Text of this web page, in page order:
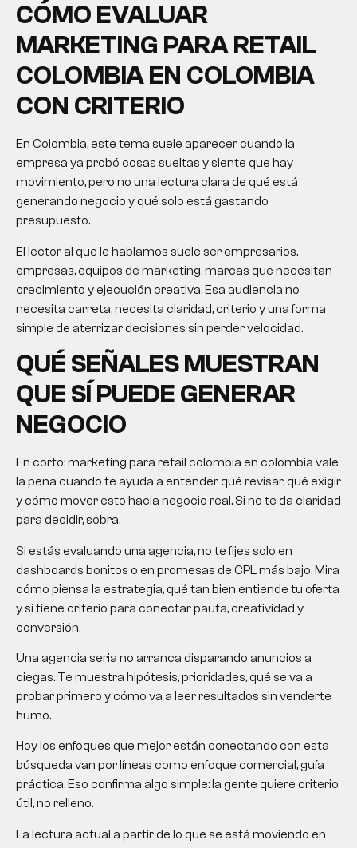
CÓMO EVALUAR
MARKETING PARA RETAIL
COLOMBIAEN COLOMBIA
CON CRITERIO
En Colombia, este tema suele aparecer cuando la
empresa ya probó cosas sueltas y siente que hay
movimiento, pero no una lectura clara de qué está
generando negocio y qué solo está gastando
presupuesto.
El lector al que le hablamos suele ser empresarios,
empresas, equipos de marketing, marcas que necesitan
crecimiento y ejecución creativa. Esa audiencia no
necesita carreta; necesita claridad, criterio y una forma
simple de aterrizar decisiones sin perder velocidad.
QUÉ SEÑALES MUESTRAN
QUE SÍ PUEDE GENERAR
NEGOCIO
En corto:marketing para retail colombia en colombia vale
la pena cuando te ayuda a entender qué revisar, qué exigir
y cómo mover esto hacia negocio real. Si no te da claridad
para decidir, sobra.
Si estás evaluando una agencia, no te fijes solo en
dashboards bonitos o en promesas de CPL más bajo. Mira
cómo piensa la estrategia, qué tan bien entiende tu oferta
y si tiene criterio para conectar pauta, creatividad y
conversión.
Una agencia seria no arranca disparando anuncios a
ciegas. Te muestra hipótesis, prioridades, qué se va a
probar primero y cómo va a leer resultados sin venderte
humo.
Hoy los enfoques que mejor están conectando con esta
búsqueda van por líneas como enfoque comercial, guía
práctica. Eso confirma algo simple: la gente quiere criterio
útil, no relleno.
La lectura actual a partir de lo que se está moviendo en